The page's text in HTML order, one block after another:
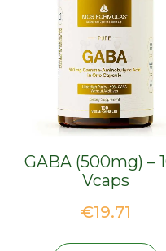
GABA (500mg) –
Vcaps
€19.71